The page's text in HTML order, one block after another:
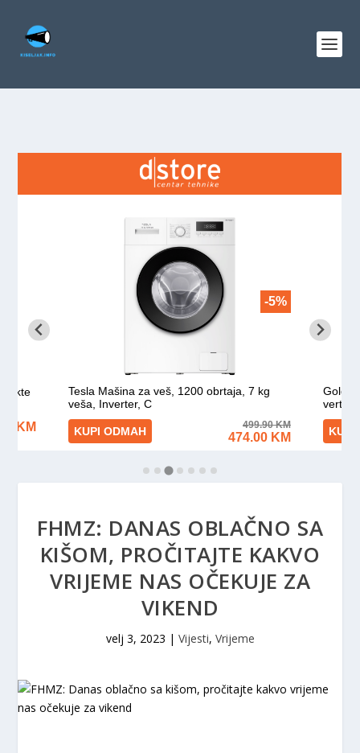
FHMZ: DANAS OBLAČNO SA
KIŠOM, PROČITAJTE KAKVO
VRIJEME NAS OČEKUJE ZA
VIKEND
velj 3, 2023 | Vijesti, Vrijeme